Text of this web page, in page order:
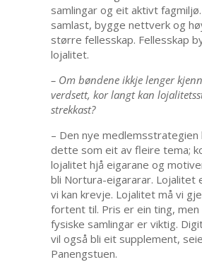
samlingar og eit aktivt
samlast, bygge nettverk og
større fellesskap. Fellesskap
lojalitet.
– Om bøndene ikkje lenger
verdsett, kor langt kan
strekkast?
– Den nye
dette som eit av fleire tema;
lojalitet hjå eigarane og
bli Nortura-eigararar. Lojalitet
vi kan krevje. Lojalitet må vi
fortent til. Pris er ein ting, men
fysiske samlingar er viktig.
vil også bli eit supplement,
Panengstuen.